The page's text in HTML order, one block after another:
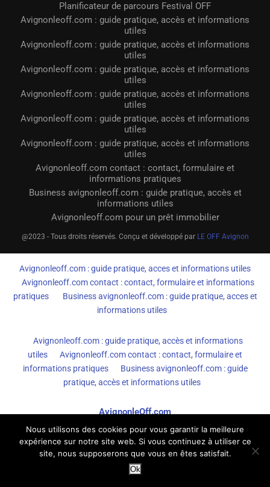
Planificateur de parcours Festival OFF
Avignonleoff.com : guide pratique, accès et informations
utiles
Avignonleoff.com : guide pratique, accès et informations
utiles
Avignonleoff.com : guide pratique, accès et informations
utiles
Avignonleoff.com : guide pratique, accès et informations
utiles
Avignonleoff.com : guide pratique, accès et informations
utiles
Avignonleoff.com : guide pratique, accès et informations
utiles
Avignonleoff.com contact : contact, formulaire et
informations pratiques
Business avignonleoff.com : guide pratique, accès et
informations utiles
Avignonleoff.com pour un prêt immobilier
@2023 - Tous droits réservés. Conçu et développé par LE OFF Avignon
Avignonleoff.com : guide pratique, acces et informations utiles
Avignonleoff.com contact : contact, formulaire et informations
pratiques
Business avignonleoff.com : guide pratique, acces et
informations utiles
Avignonleoff.com : guide pratique, accès et informations
utiles
Avignonleoff.com contact : contact, formulaire et
informations pratiques
Business avignonleoff.com : guide
pratique, accès et informations utiles
Nous utilisons des cookies pour vous garantir la meilleure
expérience sur notre site web. Si vous continuez à utiliser ce
site, nous supposerons que vous en êtes satisfait.
Ok
AvignonleOff.com